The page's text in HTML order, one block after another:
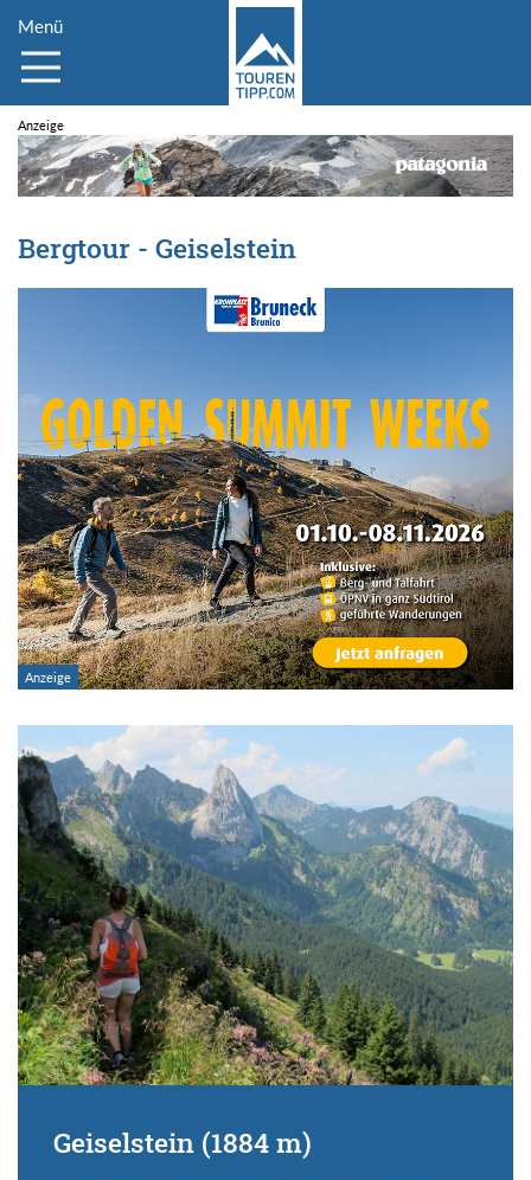
Menü
Bergtour - Geiselstein
Geiselstein (1884 m)